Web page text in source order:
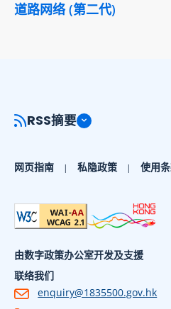
道路网络 (第二代)
RSS摘要
网页指南 私隐政策 使用
由数字政策办公室开发及支援
联络我们
enquiry@1835500.gov.hk